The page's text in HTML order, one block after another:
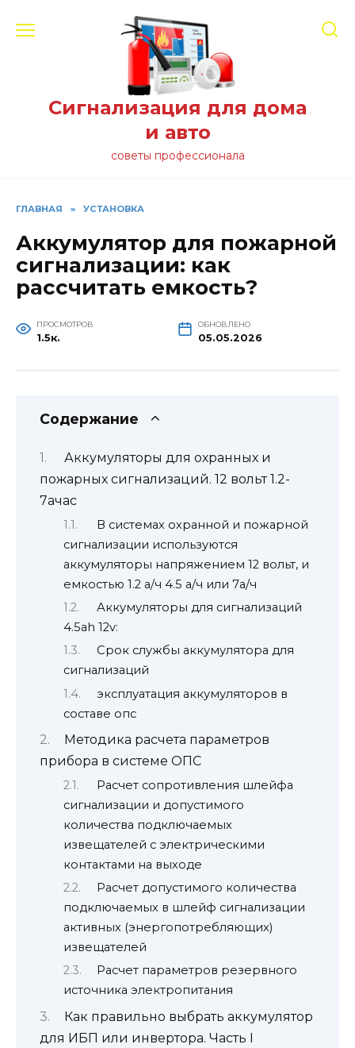
Сигнализация для дома
и авто
советы профессионала
ГЛАВНАЯ » УСТАНОВКА
Аккумулятор для пожарной
сигнализации: как
рассчитать емкость?
ПРОСМОТРОВ
1.5к.
ОБНОВЛЕНО
05.05.2026
Содержание
Аккумуляторы для охранных и
пожарных сигнализаций. 12 вольт 1.2-
7ачас
В системах охранной и пожарной
сигнализации используются
аккумуляторы напряжением 12 вольт, и
емкостью 1.2 а/ч 4.5 а/ч или 7а/ч
Аккумуляторы для сигнализаций
4.5ah 12v:
Срок службы аккумулятора для
сигнализаций
эксплуатация аккумуляторов в
составе опс
Методика расчета параметров
прибора в системе ОПС
Расчет сопротивления шлейфа
сигнализации и допустимого
количества подключаемых
извещателей с электрическими
контактами на выходе
Расчет допустимого количества
подключаемых в шлейф сигнализации
активных (энергопотребляющих)
извещателей
Расчет параметров резервного
источника электропитания
Как правильно выбрать аккумулятор
для ИБП или инвертора. Часть I